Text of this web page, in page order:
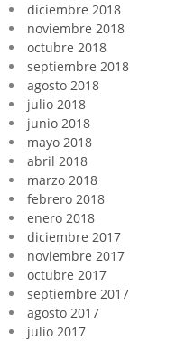
diciembre 2018
noviembre 2018
octubre 2018
septiembre 2018
agosto 2018
julio 2018
junio 2018
mayo 2018
abril 2018
marzo 2018
febrero 2018
enero 2018
diciembre 2017
noviembre 2017
octubre 2017
septiembre 2017
agosto 2017
julio 2017